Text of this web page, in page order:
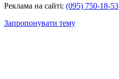
Реклама на сайті: (095) 750-18-53
Запропонувати тему